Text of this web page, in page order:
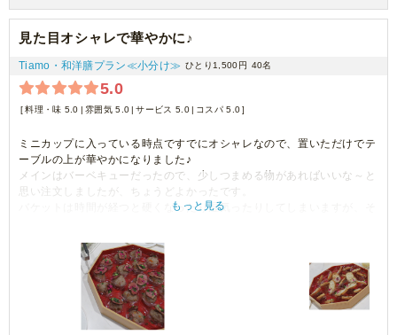
見た目オシャレで華やかに♪
Tiamo・和洋膳プラン≪小分け≫ ひとり1,500円 40名
5.0
料理・味 5.0 雰囲気 5.0 サービス 5.0 コスパ 5.0
ミニカップに入っている時点ですでにオシャレなので、置いただけでテ
ーブルの上が華やかになりました♪
メインはバーベキューだったので、少しつまめる物があればいいな～と
思い注文しましたが、ちょうどよかったです。
バケットは時間が経つと硬くなったり湿気ったりしてしまいますが、そ
もっと見る